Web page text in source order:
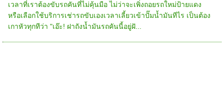
เวลาที่เราต้องขับรถคันที่ไม่คุ้นมือ ไม่ว่าจะเพิ่งถอยรถใหม่ป้ายแดง
หรือเลือกใช้บริการเช่ารถขับเองเวลาเลี้ยวเข้าปั๊มน้ำมันทีไร เป็นต้อง
เกาหัวทุกทีว่า "เอ๊ะ! ฝาถังน้ำมันรถคันนี้อยู่ฝั...